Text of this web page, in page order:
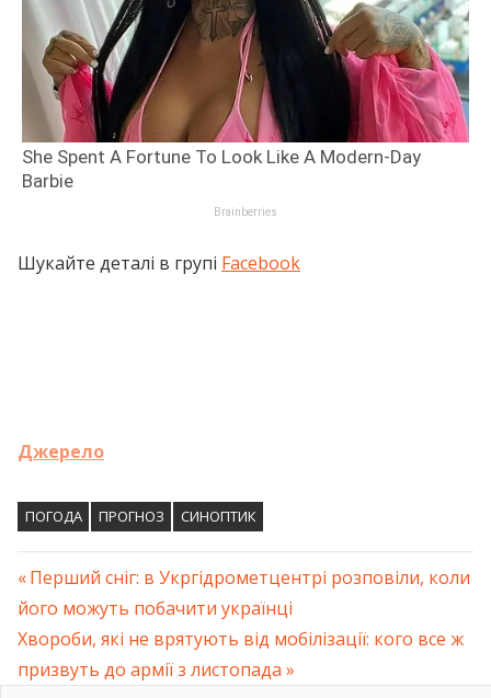
Шукайте деталі в групі Facebook
Джерело
ПОГОДА ПРОГНОЗ СИНОПТИК
Навігація
записів
Previous
Post:
Перший сніг: в Укргідрометцентрі розповіли, коли
його можуть побачити українці
Next
Post:
Хвороби, які не врятують від мобілізації: кого все ж
призвуть до армії з листопада